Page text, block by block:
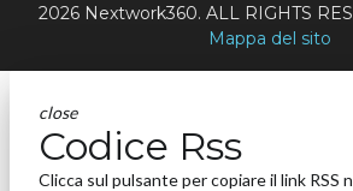
2026 Nextwork360. ALL RIGHTS
Mappa del sito
close
Codice Rss
Clicca sul pulsante per copiare il link RSS